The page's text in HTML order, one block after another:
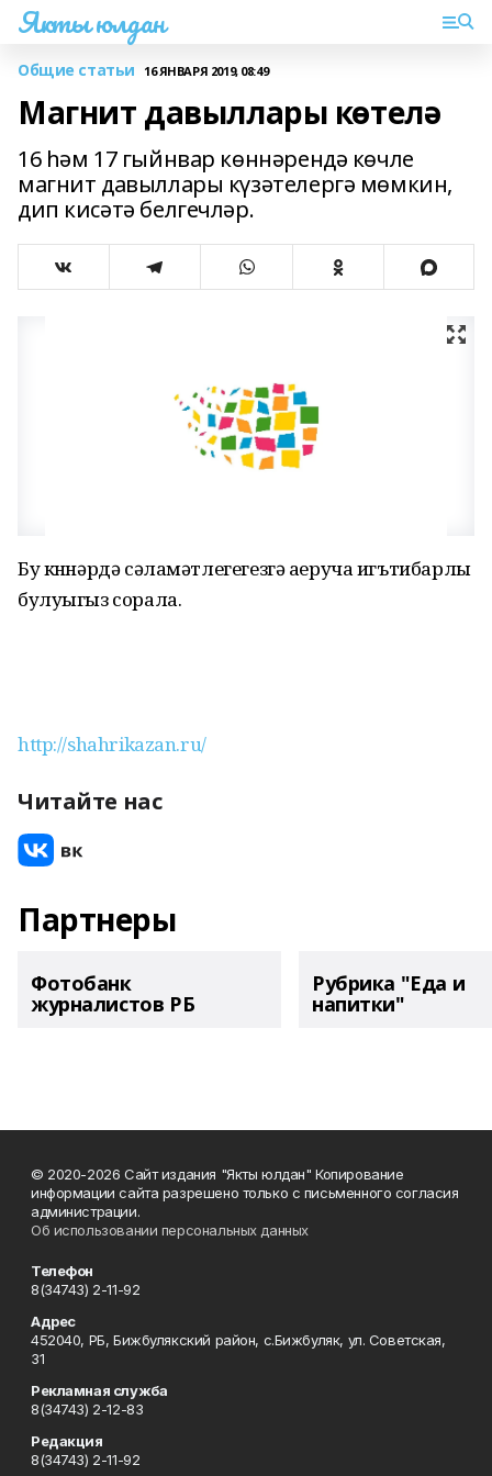
Якты юлдан
Общие статьи 16 ЯНВАРЯ 2019, 08:49
Магнит давыллары көтелә
16 һәм 17 гыйнвар көннәрендә көчле
магнит давыллары күзәтелергә мөмкин,
дип кисәтә белгечләр.
Бу көннәрдә сәламәтлегегезгә аеруча игътибарлы
булуыгыз сорала.
http://shahrikazan.ru/
Читайте нас
Партнеры
Фотобанк
журналистов РБ
Рубрика "Еда и
напитки"
© 2020-2026 Сайт издания "Якты юлдан" Копирование
информации сайта разрешено только с письменного согласия
администрации.
Об использовании персональных данных
Телефон
8(34743) 2-11-92
Адрес
452040, РБ, Бижбулякский район, с.Бижбуляк, ул. Советская,
31
Рекламная служба
8(34743) 2-12-83
Редакция
8(34743) 2-11-92